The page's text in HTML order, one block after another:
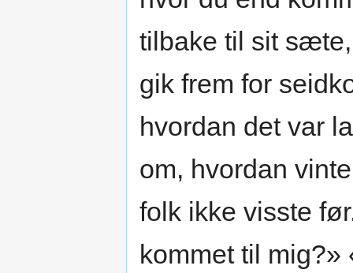
tilbake til sit
gik frem for
hvordan det var
om, hvordan
folk ikke visste
kommet til